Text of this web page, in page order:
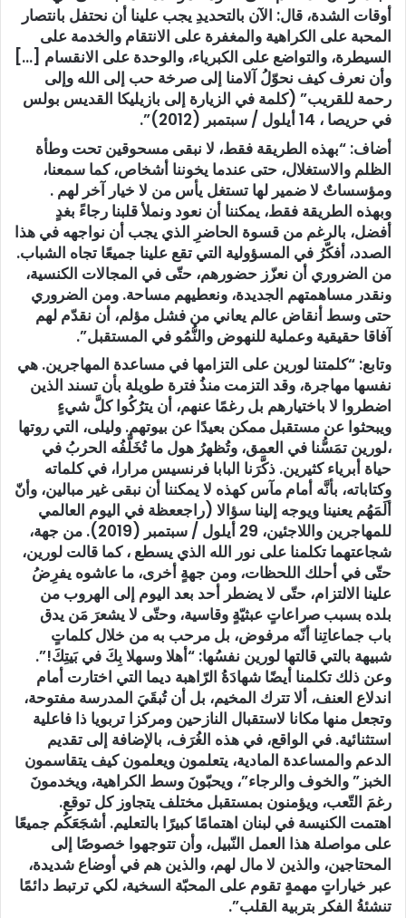
أوقات الشدة، قال: الآن بالتحديدِ يجب علينا أن نحتفل بانتصار
المحبة على الكراهية والمغفرة على الانتقام والخدمة على
السيطرة، والتواضع على الكبرياء، والوحدة على الانقسام […]
وأن نعرف كيف نحوّلُ آلامنا إلى صرخة حب إلى الله وإلى
رحمة للقريب” (كلمة في الزيارة إلى بازيليكا القديس بولس
في حريصا ، 14 أيلول / سبتمبر (2012)”.
أضاف: “بهذه الطريقة فقط، لا نبقى مسحوقين تحت وطأة
الظلم والاستغلال، حتى عندما يخوننا أشخاص، كما سمعنا،
ومؤسساتٌ لا ضمير لها تستغل يأس من لا خيار آخر لهم .
وبهذه الطريقة فقط، يمكننا أن نعود ونملأ قلبنا رجاءً بغدٍ
أفضل، بالرغم من قسوة الحاضرِ الذي يجب أن نواجهه في هذا
الصدد، أفكّرُ في المسؤولية التي تقع علينا جميعًا تجاه الشباب.
من الضروري أن نعزّز حضورهم، حتّى في المجالات الكنسية،
ونقدر مساهمتهم الجديدة، ونعطيهم مساحة. ومن الضروري
حتى وسط أنقاض عالم يعاني من فشل مؤلم، أن نقدّم لهم
آفاقا حقيقية وعملية للنهوض والنُّمُو في المستقبل”.
وتابع: “كلمتنا لورين على التزامها في مساعدة المهاجرين. هي
نفسها مهاجرة، وقد التزمت منذُ فترة طويلة بأن تسند الذين
اضطروا لا باختيارهم بل رغمًا عنهم، أن يترُكُوا كلَّ شيءٍ
ويبحثوا عن مستقبل ممكن بعيدًا عن بيوتهم. وليلى، التي روتها
،لورين تمَسُّنا في العمق، وتُظهرُ هول ما تُخَلَّفُه الحربُ في
حياة أبرياء كثيرين. ذكَّرَنا البابا فرنسيس مرارا، في كلماته
وكتاباته، بأنَّه أمام مآس كهذه لا يمكننا أن نبقى غير مبالين، وأنّ
ألَمَهُم يعنينا ويوجه إلينا سؤالا (راجععظة في اليوم العالمي
للمهاجرين واللاجئين، 29 أيلول / سبتمبر (2019). من جهة،
شجاعتهما تكلمنا على نور الله الذي يسطع ، كما قالت لورين،
حتّى في أحلك اللحظات، ومن جهةٍ أخرى، ما عاشوه يفرِضُ
علينا الالتزام، حتّى لا يضطر أحد بعد اليوم إلى الهروب من
بلده بسبب صراعاتٍ عبثيّةٍ وقاسية، وحتّى لا يشعرَ مَن يدق
باب جماعاتِنا أنّه مرفوض، بل مرحب به من خلال كلماتٍ
شبيهة بالتي قالتها لورين نفسُها: “أهلا وسهلا بِكَ في بَيتِكَ!”.
وعن ذلك تكلمنا أيضًا شهادَةُ الرّاهبة ديما التي اختارت أمام
اندلاع العنف، ألا تترك المخيم، بل أن تُبقَيَ المدرسة مفتوحة،
وتجعل منها مكانا لاستقبال النازحين ومركزا تربويا ذا فاعلية
استثنائية. في الواقع، في هذه الغُرَف، بالإضافة إلى تقديم
الدعم والمساعدة المادية، يتعلمون ويعلمون كيف يتقاسمون
الخبز” والخوف والرجاء”، ويحبّونَ وسط الكراهية، ويخدمونَ
رغمَ التّعب، ويؤمنون بمستقبل مختلف يتجاوز كل توقع.
اهتمت الكنيسة في لبنان اهتمامًا كبيرًا بالتعليم. أشجَعَكُم جميعًا
على مواصلة هذا العمل النّبيل، وأن تتوجهوا خصوصًا إلى
المحتاجين، والذين لا مال لهم، والذين هم في أوضاع شديدة،
عبر خياراتٍ مهمةٍ تقوم على المحبّة السخية، لكي ترتبط دائمًا
تنشئةُ الفكر بتربية القلب”.